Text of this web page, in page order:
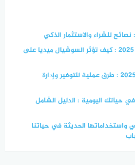
الصحة النفسية الرقمية 2025 : كيف تؤثر السوشيال ميديا على
الاقتصاد وارتفاع الأسعار 2025 : طرق عملية للتوفير وإدارة
الذكاء الاصطناعي 2025 في حياتك اليومية : الدليل الشامل
واستخداماتها الحديثة في حياتنا